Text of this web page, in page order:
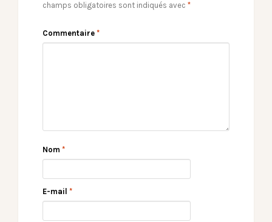
champs obligatoires sont indiqués avec *
Commentaire *
Nom *
E-mail *